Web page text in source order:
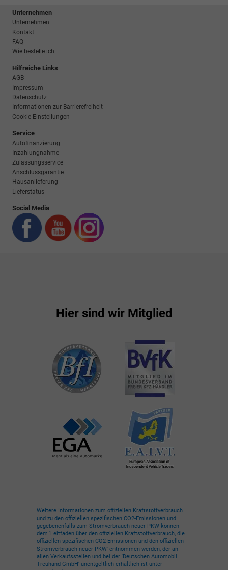
Unternehmen
Unternehmen
Kontakt
FAQ
Wie bestelle ich
Hilfreiche Links
AGB
Impressum
Datenschutz
Informationen zur Barrierefreiheit
Cookie-Einstellungen
Service
Autofinanzierung
Inzahlungnahme
Zulassungsservice
Anschlussgarantie
Hausanlieferung
Lieferstatus
Social Media
Hier sind wir Mitglied
Weitere Informationen zum offiziellen Kraftstoffverbrauch
und zu den offiziellen spezifischen CO2-Emissionen und
gegebenenfalls zum Stromverbrauch neuer PKW können
dem 'Leitfaden über den offiziellen Kraftstoffverbrauch, die
offiziellen spezifischen CO2-Emissionen und den offiziellen
Stromverbrauch neuer PKW' entnommen werden, der an
allen Verkaufsstellen und bei der 'Deutschen Automobil
Treuhand GmbH' unentgeltlich erhältlich ist unter